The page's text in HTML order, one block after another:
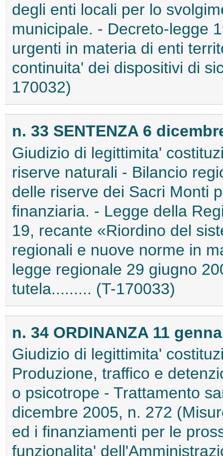
degli enti locali per lo
municipale. - Decreto-legge
urgenti in materia di enti
continuita' dei dispositivi di
170032)
n. 33 SENTENZA 6
Giudizio di legittimita'
riserve naturali - Bilancio
delle riserve dei Sacri Monti
finanziaria. - Legge della
19, recante «Riordino del
regionali e nuove norme in
legge regionale 29 giugno
tutela......... (T-170033)
n. 34 ORDINANZA 11
Giudizio di legittimita'
Produzione, traffico e
o psicotrope - Trattamento
dicembre 2005, n. 272
ed i finanziamenti per le
funzionalita'